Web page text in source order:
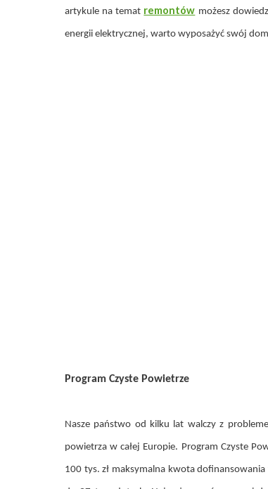
artykule na temat remontów możesz
energii elektrycznej, warto wyposażyć swój
Program Czyste Powietrze
Nasze państwo od kilku lat walczy z
powietrza w całej Europie. Program Czyste
100 tys. zł maksymalna kwota